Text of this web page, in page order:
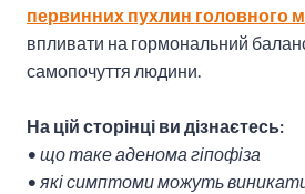
первинних пухлин головного
впливати на гормональний
самопочуття людини.
На цій сторінці ви дізнаєтесь:
• що таке аденома гіпофіза
• які симптоми можуть